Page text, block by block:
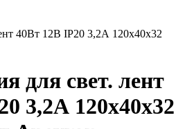
40Вт 12В IP20 3,2А 120х40х32
для свет. лент
3,2А 120х40х32